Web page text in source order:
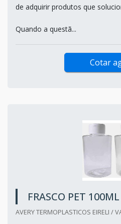
de adquirir produtos que
Quando a questã...
Cotar
FRASCO PET 100ML
AVERY TERMOPLASTICOS EIRELI /